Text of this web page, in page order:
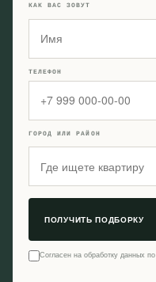
КАК ВАС ЗОВУТ
ТЕЛЕФОН
ГОРОД ИЛИ РАЙОН
ПОЛУЧИТЬ ПОДБОРКУ
Согласен на обработку данных по